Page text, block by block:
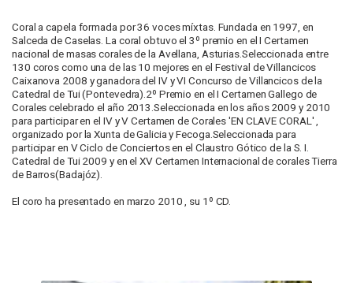
Coral a capela formada por 36 voces míxtas. Fundada en 1997, en
Salceda de Caselas. La coral obtuvo el 3º premio en el I Certamen
nacional de masas corales de la Avellana, Asturias.Seleccionada entre
130 coros como una de las 10 mejores en el Festival de Villancicos
Caixanova 2008 y ganadora del IV y VI Concurso de Villancicos de la
Catedral de Tui (Pontevedra).2º Premio en el I Certamen Gallego de
Corales celebrado el año 2013.Seleccionada en los años 2009 y 2010
para participar en el IV y V Certamen de Corales 'EN CLAVE CORAL' ,
organizado por la Xunta de Galicia y Fecoga.Seleccionada para
participar en V Ciclo de Conciertos en el Claustro Gótico de la S. I.
Catedral de Tui 2009 y en el XV Certamen Internacional de corales Tierra
de Barros(Badajóz).
El coro ha presentado en marzo 2010 , su 1º CD.